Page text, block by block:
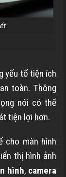
yếu tố tiện ích
toàn. Thông
nói có thể
tiện lợi hơn.
cho màn hình
thị hình ảnh
hình, camera